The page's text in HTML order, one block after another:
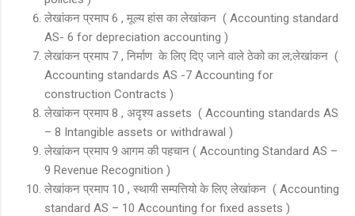
लेखांकन प्रमाप 6 , मूल्य हांस का लेखांकन ( Accounting standard
AS- 6 for depreciation accounting )
लेखांकन प्रमाप 7 , निर्माण के लिए दिए जाने वाले ठेको का ल;लेखांकन (
Accounting standards AS -7 Accounting for
construction Contracts )
लेखांकन प्रमाप 8 , अदृश्य assets ( Accounting standards AS
– 8 Intangible assets or withdrawal )
लेखांकन प्रमाप 9 आगम की पहचान ( Accounting Standard AS –
9 Revenue Recognition )
लेखांकन प्रमाप 10 , स्थायी सम्पत्तियो के लिए लेखांकन ( Accounting
standard AS – 10 Accounting for fixed assets )